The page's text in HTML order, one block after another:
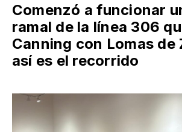
Comenzó a funcionar
ramal de la línea 306
Canning con Lomas de
así es el recorrido